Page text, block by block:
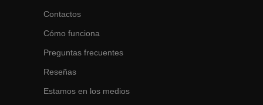
Contactos
Cómo funciona
Preguntas frecuentes
Reseñas
Estamos en los medios